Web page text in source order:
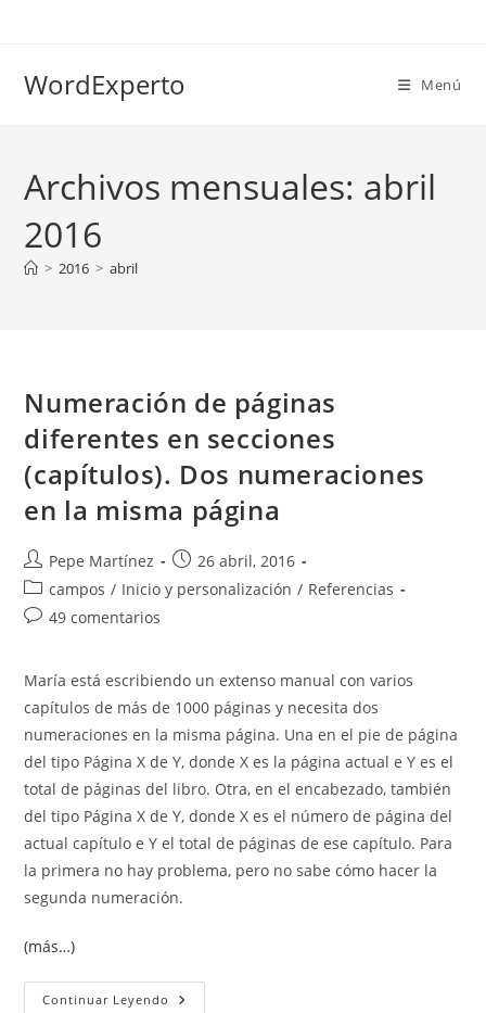
WordExperto Menú
Archivos mensuales: abril
2016
> 2016 > abril
Numeración de páginas
diferentes en secciones
(capítulos). Dos numeraciones
en la misma página
Autor
de
la
entrada:
Pepe Martínez
Publicación
de
la
26 abril, 2016
Categoría
de
campos / Inicio y personalización / Referencias
Comentarios
entrada:
49 comentarios
María está escribiendo un extenso manual con varios
capítulos de más de 1000 páginas y necesita dos
numeraciones en la misma página. Una en el pie de página
del tipo Página X de Y, donde X es la página actual e Y es el
total de páginas del libro. Otra, en el encabezado, también
del tipo Página X de Y, donde X es el número de página del
actual capítulo e Y el total de páginas de ese capítulo. Para
la primera no hay problema, pero no sabe cómo hacer la
segunda numeración.
(más…)
Continuar Leyendo Numeración